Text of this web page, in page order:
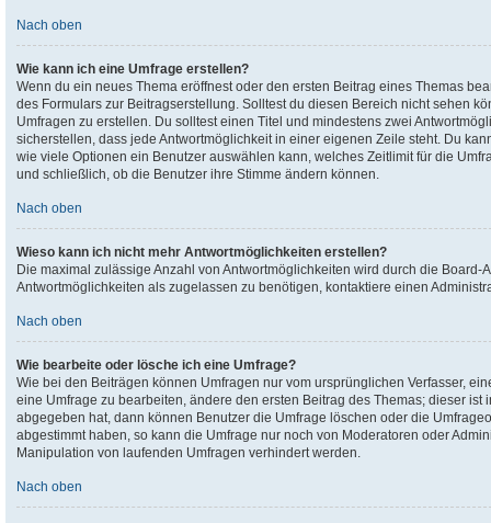
Nach oben
Wie kann ich eine Umfrage erstellen?
Wenn du ein neues Thema eröffnest oder den ersten Beitrag eines Themas
des Formulars zur Beitragserstellung. Solltest du diesen Bereich nicht sehen
Umfragen zu erstellen. Du solltest einen Titel und mindestens zwei
sicherstellen, dass jede Antwortmöglichkeit in einer eigenen Zeile steht. Du
wie viele Optionen ein Benutzer auswählen kann, welches Zeitlimit für die
und schließlich, ob die Benutzer ihre Stimme ändern können.
Nach oben
Wieso kann ich nicht mehr Antwortmöglichkeiten erstellen?
Die maximal zulässige Anzahl von Antwortmöglichkeiten wird durch die
Antwortmöglichkeiten als zugelassen zu benötigen, kontaktiere einen
Nach oben
Wie bearbeite oder lösche ich eine Umfrage?
Wie bei den Beiträgen können Umfragen nur vom ursprünglichen Verfasser,
eine Umfrage zu bearbeiten, ändere den ersten Beitrag des Themas; dieser
abgegeben hat, dann können Benutzer die Umfrage löschen oder die
abgestimmt haben, so kann die Umfrage nur noch von Moderatoren oder
Manipulation von laufenden Umfragen verhindert werden.
Nach oben